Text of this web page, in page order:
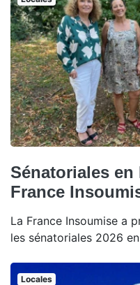
Sénatoriales en
France
La France Insoumise a
les sénatoriales 2026
Locales